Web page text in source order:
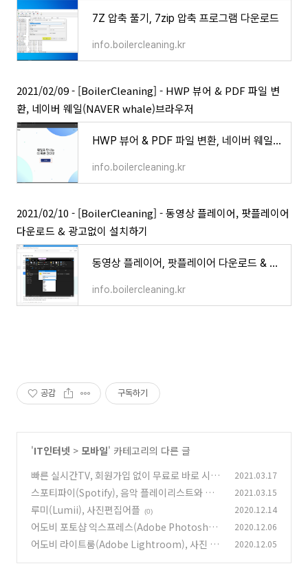
7Z 압축 풀기, 7zip 압축 프로그램 다운로드
info.boilercleaning.kr
2021/02/09 - [BoilerCleaning] - HWP 뷰어 & PDF 파일 변
환, 네이버 웨일(NAVER whale)브라우저
HWP 뷰어 & PDF 파일 변환, 네이버 웨일(NAVER whale)브라우저
info.boilercleaning.kr
2021/02/10 - [BoilerCleaning] - 동영상 플레이어, 팟플레이어
다운로드 & 광고없이 설치하기
동영상 플레이어, 팟플레이어 다운로드 & 광고없이 설치하기
info.boilercleaning.kr
공감 구독하기
'IT인터넷 > 모바일' 카테고리의 다른 글
빠른 실시간TV, 회원가입 없이 무료로 바로 시청,
해외채널 포함
(0)
2021.03.17
스포티파이(Spotify), 음악 플레이리스트와 노
래 앨범 및 아티스트 정보 (0)
2021.03.15
루미(Lumii), 사진편집어플 (0) 2020.12.14
어도비 포토샵 익스프레스(Adobe Photoshop
Express), 사진 편집기 콜라주 메이커 (0)
2020.12.06
어도비 라이트룸(Adobe Lightroom), 사진 편
2020.12.05